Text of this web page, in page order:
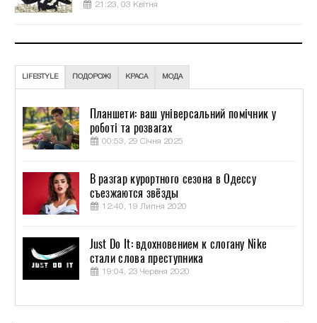
21:23, 03 Квітня
LIFESTYLE ПОДОРОЖІ КРАСА МОДА
Планшети: ваш універсальний помічник у
роботі та розвагах
00:53, 29 Січня 2025
В разгар курортного сезона в Одессу
съезжаются звёзды
12:40, 19 Липня 2020
Just Do It: вдохновением к слогану Nike
стали слова преступника
19:04, 23 Червня 2020